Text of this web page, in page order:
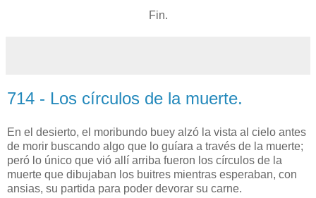
Fin.
714 - Los círculos de la muerte.
En el desierto, el moribundo buey alzó la vista al cielo antes
de morir buscando algo que lo guíara a través de la muerte;
peró lo único que vió allí arriba fueron los círculos de la
muerte que dibujaban los buitres mientras esperaban, con
ansias, su partida para poder devorar su carne.